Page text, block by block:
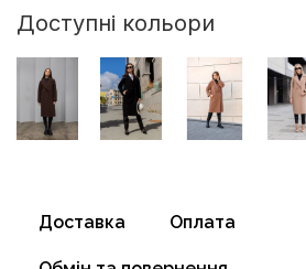
Доступні кольори
Доставка Оплата